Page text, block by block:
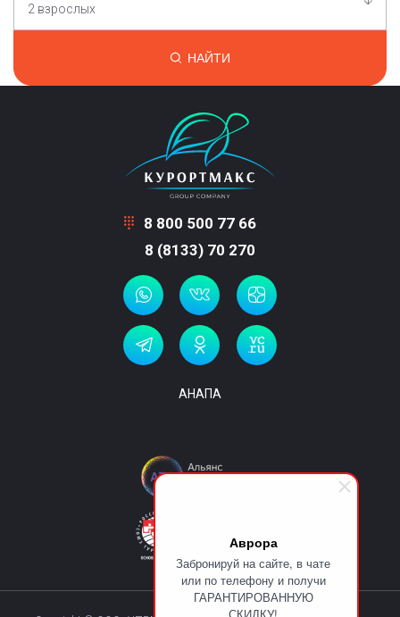
Аврора
Забронируй на сайте, в чате
или по телефону и получи
ГАРАНТИРОВАННУЮ
2 взрослых
НАЙТИ
8 800 500 77 66
8 (8133) 70 270
АНАПА